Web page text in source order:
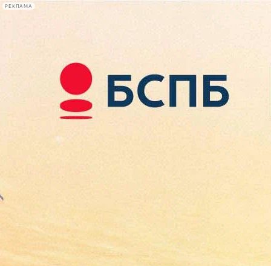
РЕКЛАМА
Сегодня:
2026.08.09
10:27
Афиша Plus